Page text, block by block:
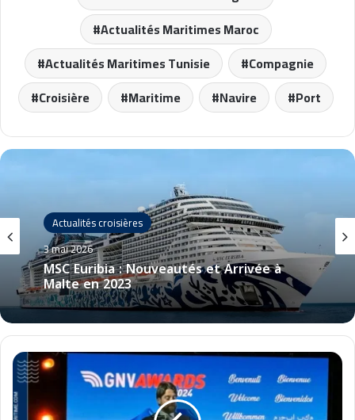
Actualités Maritimes Maroc
Actualités Maritimes Tunisie
Compagnie
Croisière
Maritime Navire Port
Actualités croisières
3 mai 2026
MSC Euribia : Nouveautés et Arrivée à
Malte en 2023
L
a
v